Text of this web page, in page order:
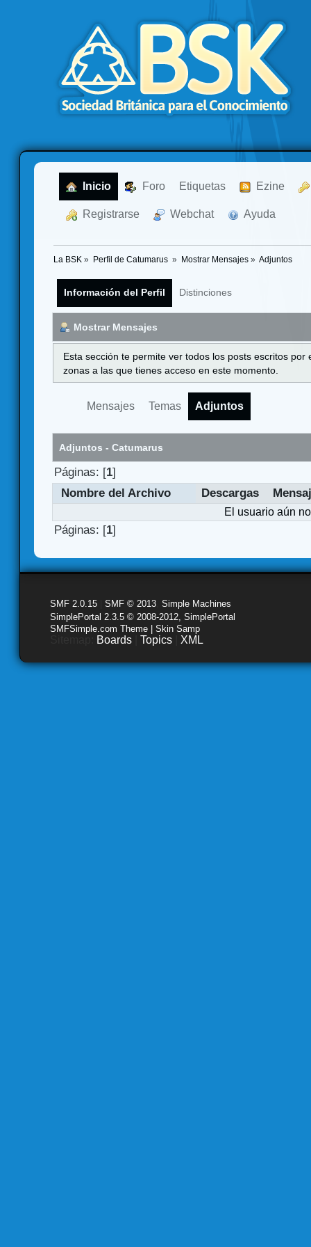
Inicio Foro Etiquetas Ezine
Registrarse Webchat Ayuda
La BSK » Perfil de Catumarus » Mostrar Mensajes» Adjuntos
Información del Perfil Distinciones
Mostrar Mensajes
Esta sección te permite ver todos los posts escritos
zonas a las que tienes acceso en este momento.
Mensajes Temas Adjuntos
Adjuntos - Catumarus
Páginas: [1]
Nombre del Archivo
Descargas
El usuario aún
Páginas: [1]
SMF 2.0.15 SMF © 2013 Simple Machines
SimplePortal 2.3.5 © 2008-2012, SimplePortal
SMFSimple.com Theme | Skin Samp
Boards Topics XML